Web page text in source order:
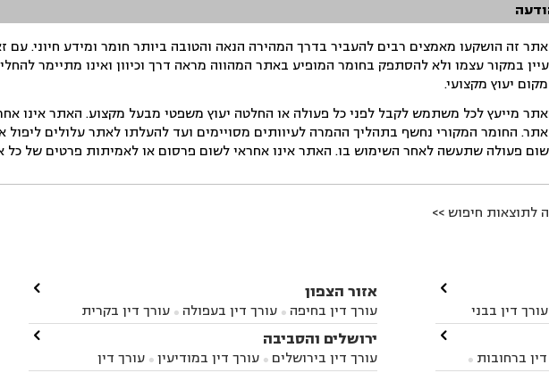
זה הושקעו מאמצים רבים להעביר בדרך המהירה הנאה והטובה ביותר חומר ומידע חיוני.
במקור עצמו ולא להסתפק בחומר המופיע באתר המהווה מראה דרך וכיוון ואינו מתיימר
יעוץ מקצועי.
מייעץ לכל משתמש לקבל לפני כל פעולה או החלטה יעוץ משפטי מבעל מקצוע. האתר אינו
החומר המקורי נחשף בתהליך ההמרה לעיוותים מסויימים ועד להעלתו לאתר עלולים ליפול
פעולה שתעשה לאחר השימוש בו. האתר אינו אחראי לשום פרסום או לאמיתות פרטים של כל
לתוצאות חיפוש >>
עורך דין בבני
לציון
עורך

ברחובות 

אזור הצפון
עורך דין בחיפה  עורך דין בעפולה 
עורך דין בקרית
אתא
עורך דין בנהריה עורך דין בראש פינה
עורך דין
בקרית שמונה
עורך דין במושב מגדים
במושב ציפורי
עורך דין בסח'נין עורך דין בעכו
עורך

ירושלים והסביבה
עורך דין בירושלים  עורך דין במודיעין 
עורך דין
